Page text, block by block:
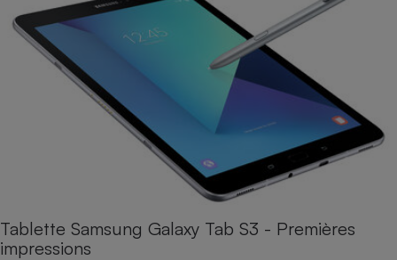
Tablette Samsung Galaxy Tab S3 - Premières
impressions